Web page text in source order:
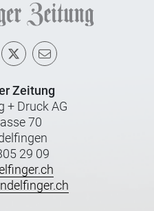
Zeitung
+ Druck AG
70
29 09